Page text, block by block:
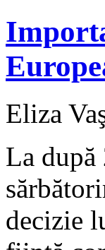
Eliza
La după
decizie